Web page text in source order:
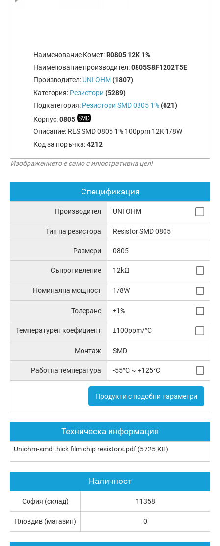
Наименование Комет: R0805 12K 1%
Наименование производител:0805S8F1202T5E
Производител: UNI OHM (1807)
Категория: Резистори (5289)
Подкатегория: Резистори SMD 0805 1% (621)
Корпус:0805
Описание: RES SMD 0805 1% 100ppm 12K 1/8W
Код за поръчка:4212
Изображението е само с илюстративна цел!
Спецификация
Производител UNI OHM
Тип на резистора Resistor SMD 0805
Размери 0805
Съпротивление 12kΩ
Номинална мощност 1/8W
Толеранс ±1%
Температурен коефициент ±100ppm/°C
Монтаж SMD
Работна температура -55°C ~ +125°C
Продукти с подобни параметри
Техническа информация
Uniohm-smd thick film chip resistors.pdf (5725 KB)
Наличност
София (склад) 11358
Пловдив (магазин) 0